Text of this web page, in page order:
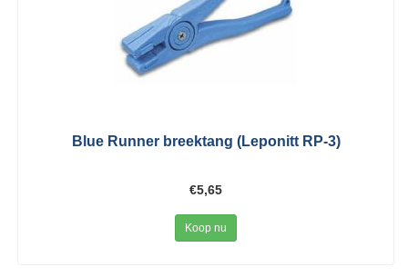
Blue Runner breektang (Leponitt RP-3)
€5,65
Koop nu